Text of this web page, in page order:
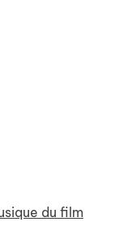
du film